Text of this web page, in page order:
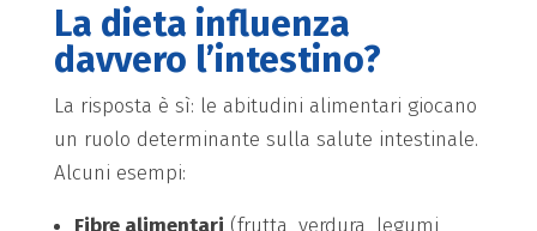
La dieta influenza
davvero l’intestino?
La risposta è sì: le abitudini alimentari giocano
un ruolo determinante sulla salute intestinale.
Alcuni esempi:
Fibre alimentari (frutta, verdura, legumi,